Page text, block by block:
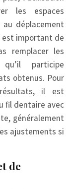
les espaces
déplacement
est important de
remplacer les
participe
obtenus. Pour
il est
fil dentaire avec
généralement
ajustements si
de